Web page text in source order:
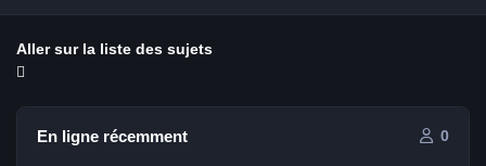
Aller sur la liste des sujets
En ligne récemment 0